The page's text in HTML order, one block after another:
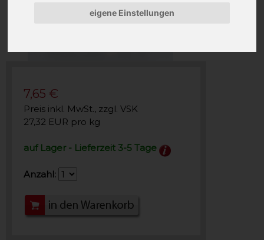
eigene Einstellungen
7,65 €
Preis inkl. MwSt., zzgl. VSK
27,32 EUR pro kg
auf Lager - Lieferzeit 3-5 Tage
Anzahl: